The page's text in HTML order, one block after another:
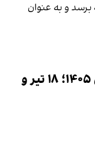
و به عنوان
از عکس پاره‌شده ۷۸ تا تابوت‌گردانی ۱۴۰۵؛ ۱۸ تیر و